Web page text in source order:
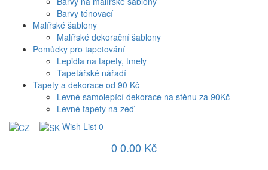
Barvy tónovací
Malířské šablony
Malířské dekorační šablony
Pomůcky pro tapetování
Lepidla na tapety, tmely
Tapetářské nářadí
Tapety a dekorace od 90 Kč
Levné samolepící dekorace na stěnu za 90Kč
Levné tapety na zeď
Wish List 0
0 0.00 Kč